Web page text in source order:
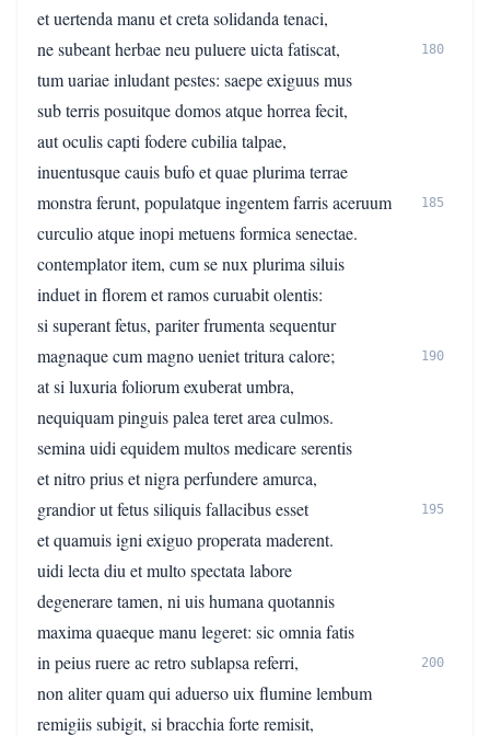
et uertenda manu et creta solidanda tenaci,
ne subeant herbae neu puluere uicta fatiscat,
180
tum uariae inludant pestes: saepe exiguus mus
sub terris posuitque domos atque horrea fecit,
aut oculis capti fodere cubilia talpae,
inuentusque cauis bufo et quae plurima terrae
monstra ferunt, populatque ingentem farris aceruum
185
curculio atque inopi metuens formica senectae.
contemplator item, cum se nux plurima siluis
induet in florem et ramos curuabit olentis:
si superant fetus, pariter frumenta sequentur
magnaque cum magno ueniet tritura calore;
190
at si luxuria foliorum exuberat umbra,
nequiquam pinguis palea teret area culmos.
semina uidi equidem multos medicare serentis
et nitro prius et nigra perfundere amurca,
grandior ut fetus siliquis fallacibus esset
195
et quamuis igni exiguo properata maderent.
uidi lecta diu et multo spectata labore
degenerare tamen, ni uis humana quotannis
maxima quaeque manu legeret: sic omnia fatis
in peius ruere ac retro sublapsa referri,
200
non aliter quam qui aduerso uix flumine lembum
remigiis subigit, si bracchia forte remisit,